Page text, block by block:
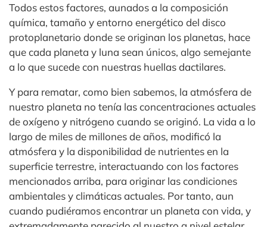
Todos estos factores, aunados a la composición
química, tamaño y entorno energético del disco
protoplanetario donde se originan los planetas, hace
que cada planeta y luna sean únicos, algo semejante
a lo que sucede con nuestras huellas dactilares.
Y para rematar, como bien sabemos, la atmósfera de
nuestro planeta no tenía las concentraciones actuales
de oxígeno y nitrógeno cuando se originó. La vida a lo
largo de miles de millones de años, modificó la
atmósfera y la disponibilidad de nutrientes en la
superficie terrestre, interactuando con los factores
mencionados arriba, para originar las condiciones
ambientales y climáticas actuales. Por tanto, aun
cuando pudiéramos encontrar un planeta con vida, y